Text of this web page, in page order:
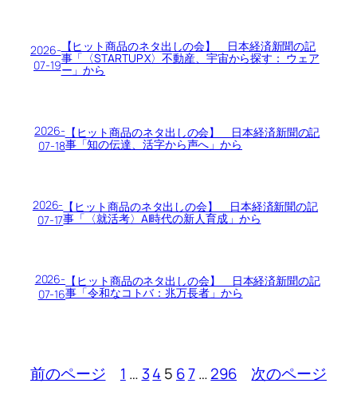
2026-
07-19
【ヒット商品のネタ出しの会】 日本経済新聞の記
事「〈STARTUP X〉不動産、宇宙から探す： ウェア
ー」から
2026-
07-18
【ヒット商品のネタ出しの会】 日本経済新聞の記
事「知の伝達、活字から声へ」から
2026-
07-17
【ヒット商品のネタ出しの会】 日本経済新聞の記
事「〈就活考〉AI時代の新人育成」から
2026-
07-16
【ヒット商品のネタ出しの会】 日本経済新聞の記
事「令和なコトバ：兆万長者」から
前のページ 1 … 34 5 67 …296 次のページ